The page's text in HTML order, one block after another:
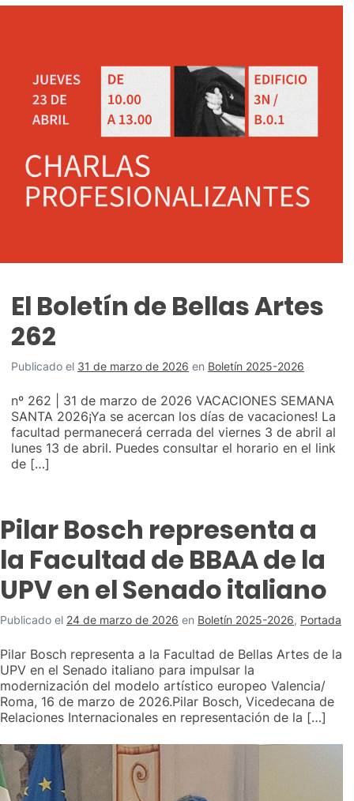
El Boletín de Bellas Artes
262
Publicado el 31 de marzo de 2026 en Boletín 2025-2026
nº 262 | 31 de marzo de 2026 VACACIONES SEMANA
SANTA 2026¡Ya se acercan los días de vacaciones! La
facultad permanecerá cerrada del viernes 3 de abril al
lunes 13 de abril. Puedes consultar el horario en el link
de […]
Pilar Bosch representa a
la Facultad de BBAA de la
UPV en el Senado italiano
Publicado el 24 de marzo de 2026 en Boletín 2025-2026, Portada
Pilar Bosch representa a la Facultad de Bellas Artes de la
UPV en el Senado italiano para impulsar la
modernización del modelo artístico europeo Valencia/
Roma, 16 de marzo de 2026.Pilar Bosch, Vicedecana de
Relaciones Internacionales en representación de la […]